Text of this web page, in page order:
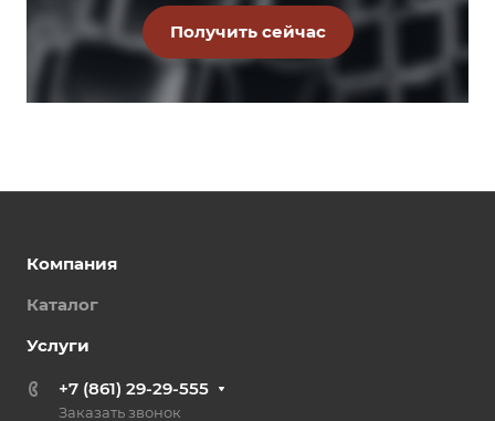
Компания
Каталог
Услуги
+7 (861) 29-29-555
Заказать звонок